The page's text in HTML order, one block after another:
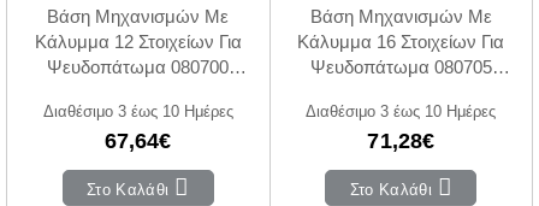
Βάση Μηχανισμών Με
Κάλυμμα 12 Στοιχείων Για
Ψευδοπάτωμα 080700
Διαθέσιμο 3 έως 10 Ημέρες
67,64€
Στο Καλάθι
Βάση Μηχανισμών Με
Κάλυμμα 16 Στοιχείων Για
Ψευδοπάτωμα 080705
Διαθέσιμο 3 έως 10 Ημέρες
71,28€
Στο Καλάθι